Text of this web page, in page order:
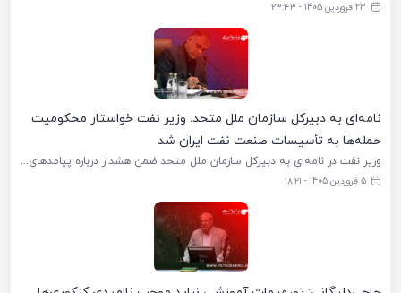
23 فروردین 1405 - ۲۳:۴۳
نامه‌ای به دبیرکل سازمان ملل متحد: وزیر نفت خواستار محکومیت
حمله‌ها به تأسیسات صنعت نفت ایران شد
وزیر نفت در نامه‌ای به دبیرکل سازمان ملل متحد ضمن هشدار درباره پیامدهای فاجعه‌بار انسانی و محیط زیستی حمله‌های رژیم صهیونیستی و آمریکا به تجهیزات و تأسیسات راهبردی صنایع نفت و گاز ایران خواستار محکومیت
5 فروردین 1405 - ۱۸:۲۱